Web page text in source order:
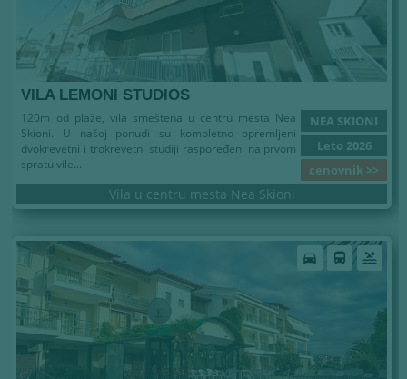
VILA LEMONI STUDIOS
NEA SKIONI
Leto 2026
cenovnik >>
120m od plaže, vila smeštena u centru mesta Nea
Skioni. U našoj ponudi su kompletno opremljeni
dvokrevetni i trokrevetni studiji raspoređeni na prvom
spratu vile...
Vila u centru mesta Nea Skioni
Leto 2026 directions_car directions_bus pool